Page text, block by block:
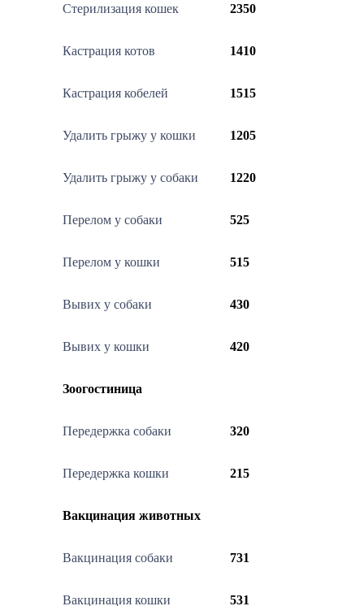
Стерилизация кошек 2350
Кастрация котов 1410
Кастрация кобелей 1515
Удалить грыжу у кошки 1205
Удалить грыжу у собаки 1220
Перелом у собаки 525
Перелом у кошки 515
Вывих у собаки 430
Вывих у кошки 420
Зоогостиница
Передержка собаки 320
Передержка кошки 215
Вакцинация животных
Вакцинация собаки 731
Вакцинация кошки 531